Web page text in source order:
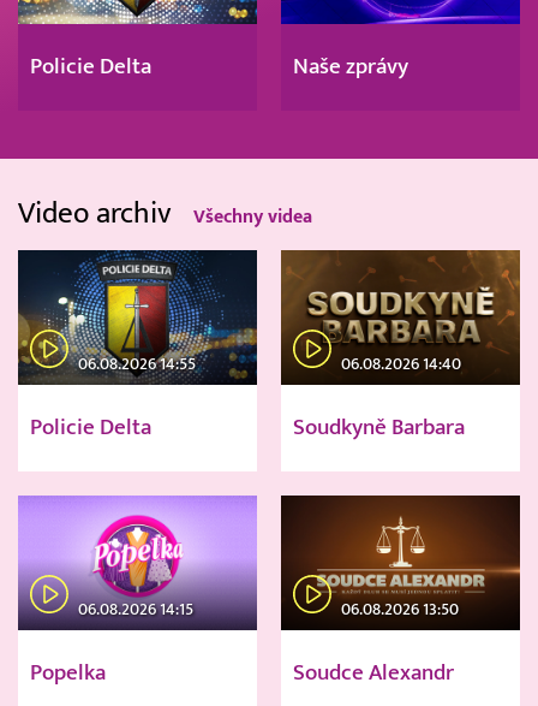
Policie Delta Naše zprávy
Video archiv Všechny videa
06.08.2026 14:55
Policie Delta
06.08.2026 14:40
Soudkyně Barbara
06.08.2026 14:15
Popelka
06.08.2026 13:50
Soudce Alexandr